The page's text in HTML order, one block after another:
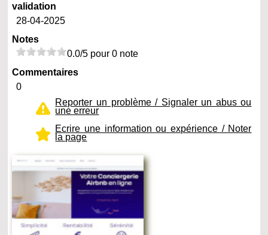
validation
28-04-2025
Notes
0.0/5 pour 0 note
Commentaires
0
Reporter un problème / Signaler un abus ou
une erreur
Ecrire une information ou expérience / Noter
la page